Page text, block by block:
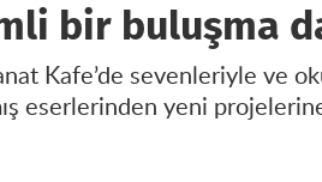
bir buluşma
Kafe’de sevenleriyle ve
eserlerinden yeni